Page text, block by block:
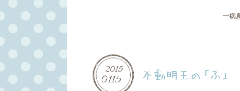
一病
2015
0115 不動明王の「ふ」